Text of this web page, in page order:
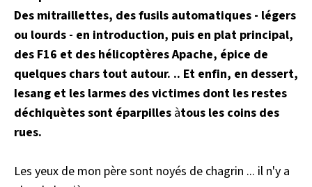
Des mitraillettes, des fusils automatiques - légers
ou lourds - en introduction, puis en plat principal,
des F16 et des hélicoptères Apache, épice de
quelques chars tout autour. .. Et enfin, en dessert,
Iesang et les larmes des victimes dont les restes
déchiquètes sont éparpilles àtous les coins des
rues.
Les yeux de mon père sont noyés de chagrin ... il n'y a